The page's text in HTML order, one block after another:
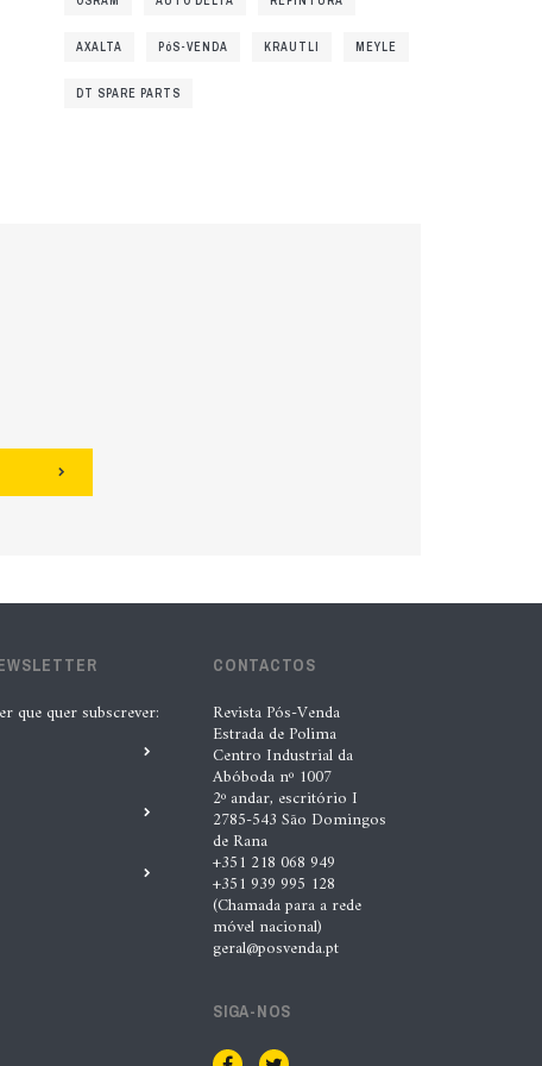
AXALTA PóS-VENDA KRAUTLI MEYLE
DT SPARE PARTS
que quer subscrever:
CONTACTOS
Revista Pós-Venda
Estrada de Polima
Centro Industrial da
Abóboda nº 1007
2º andar, escritório I
2785-543 São Domingos
de Rana
+351 218 068 949
+351 939 995 128
(Chamada para a rede
móvel nacional)
geral@posvenda.pt
SIGA-NOS